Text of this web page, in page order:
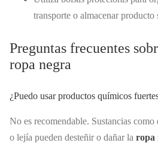
transporte o almacenar producto
Preguntas frecuentes
ropa negra
¿Puedo usar productos químicos
No es recomendable. Sustancias
o lejía pueden desteñir o dañar la ropa